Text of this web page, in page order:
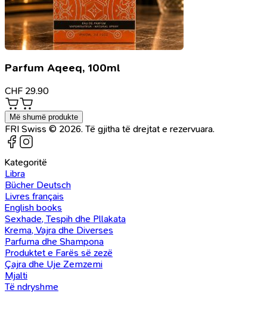
Parfum Aqeeq, 100ml
CHF 29.90
Më shumë produkte
FRI Swiss © 2026. Të gjitha të drejtat e rezervuara.
Kategoritë
Libra
Bücher Deutsch
Livres français
English books
Sexhade, Tespih dhe Pllakata
Krema, Vajra dhe Diverses
Parfuma dhe Shampona
Produktet e Farës së zezë
Çajra dhe Uje Zemzemi
Mjalti
Të ndryshme